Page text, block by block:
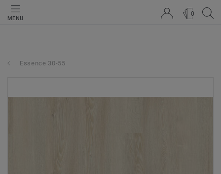
MENU
0
Essence 30-55